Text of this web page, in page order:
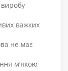
важких
не має
м'якою